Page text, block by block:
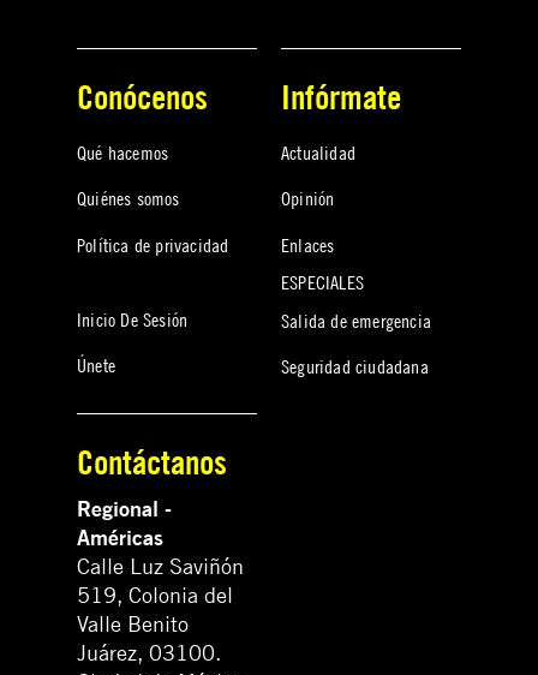
Conócenos
Qué hacemos
Quiénes somos
Política de privacidad
Inicio De Sesión
Únete
Infórmate
Actualidad
Opinión
Enlaces
ESPECIALES
Salida de emergencia
Seguridad ciudadana
Contáctanos
Regional -
Américas
Calle Luz Saviñón
519, Colonia del
Valle Benito
Juárez, 03100.